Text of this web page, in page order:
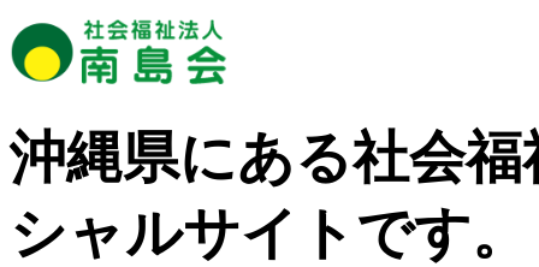
沖縄県にある社会
シャルサイトです。